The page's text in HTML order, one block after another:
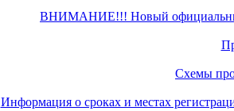
ВНИМАНИЕ!!! Новый
Схемы
Информация о сроках и местах